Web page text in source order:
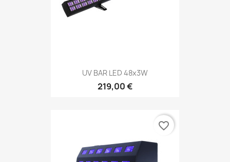
UV BAR LED 48x3W
219,00 €
favorite_border